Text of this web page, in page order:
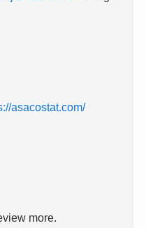
asacostat.com/
more.